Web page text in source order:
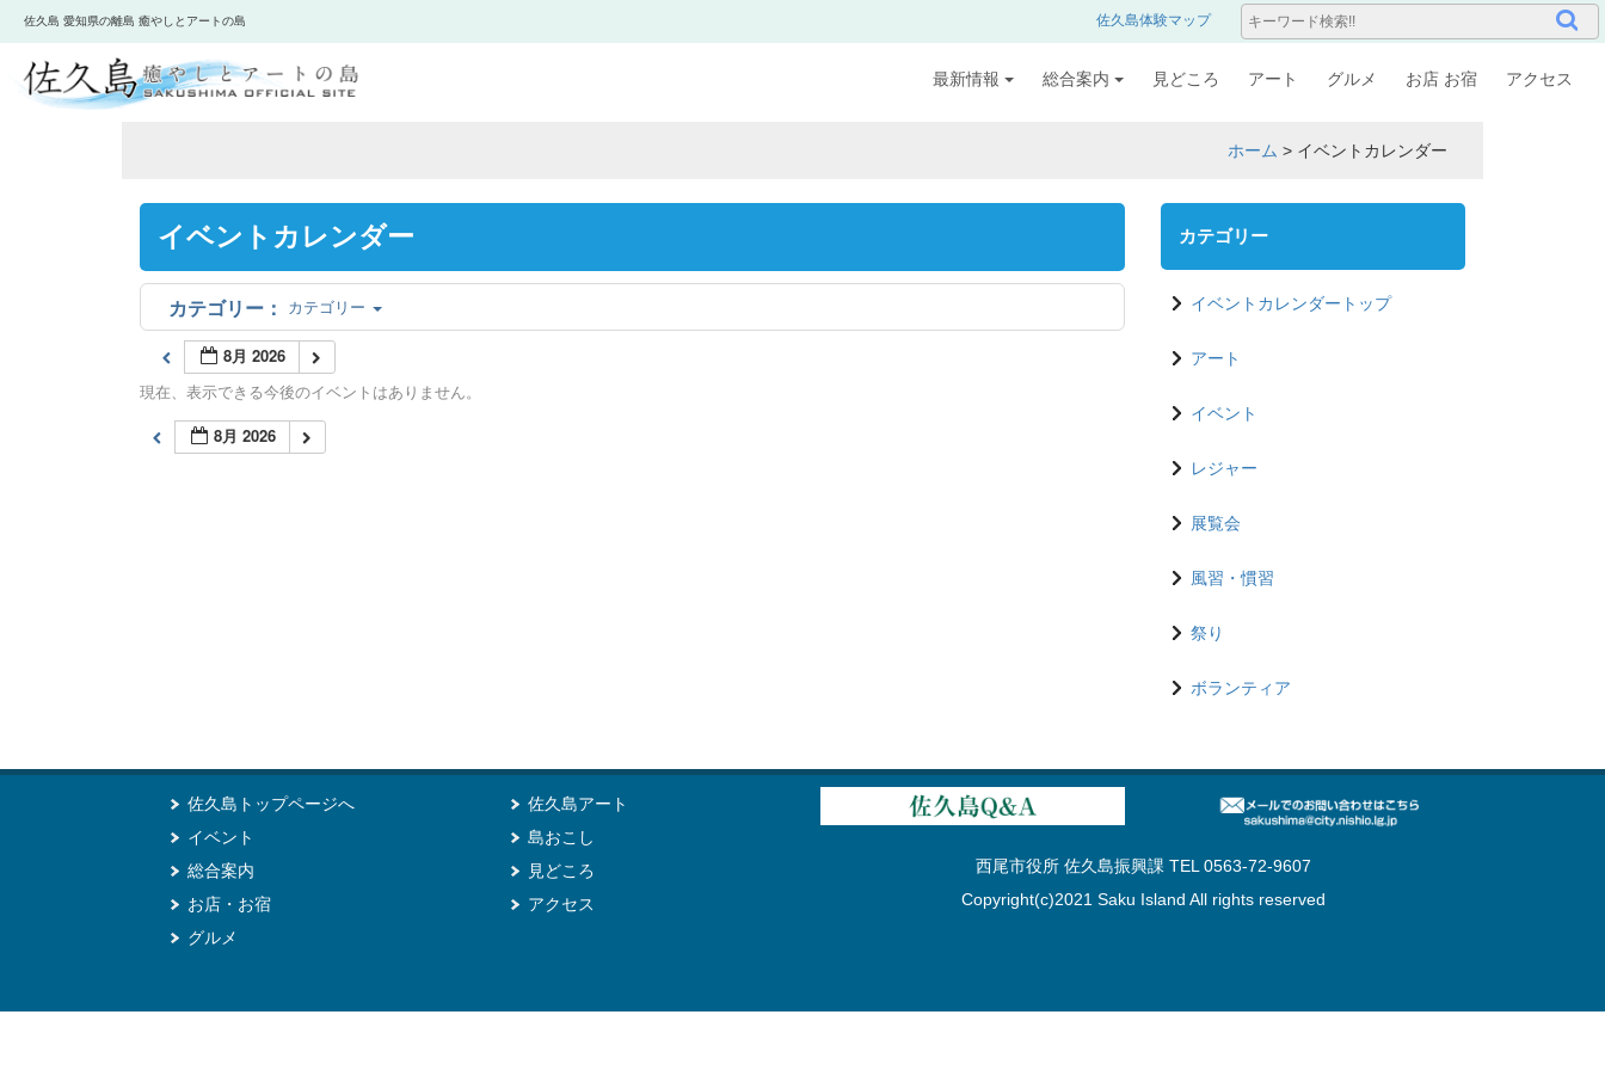
佐久島 愛知県の離島 癒やしとアートの島 佐久島体験マップ
最新情報 総合案内 見どころ アート グルメ お店 お宿 アクセス
ホーム > イベントカレンダー
イベントカレンダー
カテゴリー
8月 2026
現在、表示できる今後のイベントはありません。
8月 2026
カテゴリー
イベントカレンダートップ
アート
イベント
レジャー
展覧会
風習・慣習
祭り
ボランティア
佐久島トップページへ
イベント
総合案内
お店・お宿
グルメ
佐久島アート
島おこし
見どころ
アクセス
西尾市役所 佐久島振興課 TEL 0563-72-9607
Copyright(c)2021 Saku Island All rights reserved